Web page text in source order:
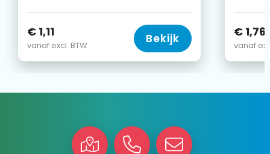
€ 1,11
vanaf excl. BTW Bekijk € 1,76
vanaf